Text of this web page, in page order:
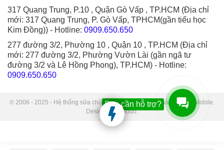
317 Quang Trung, P.10 , Quận Gò Vấp , TP.HCM (Địa chỉ
mới: 317 Quang Trung, P. Gò Vấp, TPHCM(gần tiểu học
Kim Đồng)) - Hotline: 0909.650.650
277 đường 3/2, Phường 10 , Quận 10 , TP.HCM (Địa chỉ
mới: 277 đường 3/2, Phường Vườn Lài (gần ngã tư
đường 3/2 và Lê Hồng Phong), TP.HCM) - Hotline:
0909.650.650
© 2006 - 2025 - Hệ thống sửa chữa điện thoại di động Thành Trung Mobile.
Designed by Sudo.
Bạn cần hỗ trợ?